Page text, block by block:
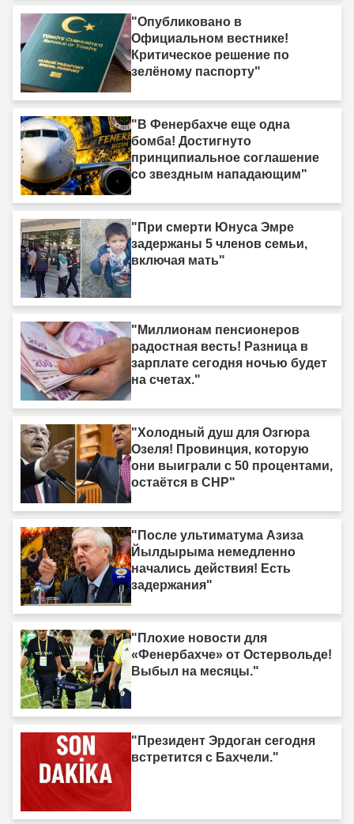
"Опубликовано в
Официальном вестнике!
Критическое решение по
зелёному паспорту"
"В Фенербахче еще одна
бомба! Достигнуто
принципиальное соглашение
со звездным нападающим"
"При смерти Юнуса Эмре
задержаны 5 членов семьи,
включая мать"
"Миллионам пенсионеров
радостная весть! Разница в
зарплате сегодня ночью будет
на счетах."
"Холодный душ для Озгюра
Озеля! Провинция, которую
они выиграли с 50 процентами,
остаётся в CHP"
"После ультиматума Азиза
Йылдырыма немедленно
начались действия! Есть
задержания"
"Плохие новости для
«Фенербахче» от Остервольде!
Выбыл на месяцы."
"Президент Эрдоган сегодня
встретится с Бахчели."